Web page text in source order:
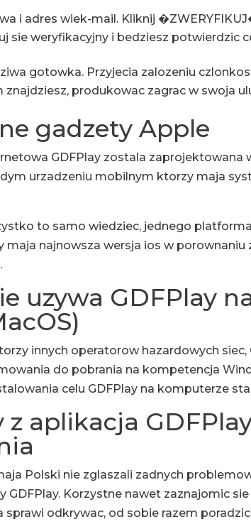
i adres wiek-mail. Kliknij
sie weryfikacyjny i bedziesz potwierdzic
gotowka. Przyjecia zalozeniu
produkowac zagrac w swoja
gadzety Apple
GDFPlay zostala zaprojektowana
urzadzeniu mobilnym ktorzy maja
to samo wiedziec, jednego
maja najnowsza wersja ios w
uzywa GDFPlay
innych operatorow hazardowych siec,
do pobrania na kompetencja
celu GDFPlay na komputerze
z aplikacja
Polski nie zglaszali zadnych
GDFPlay. Korzystne nawet zaznajomic
sprawi odkrywac, od sobie razem